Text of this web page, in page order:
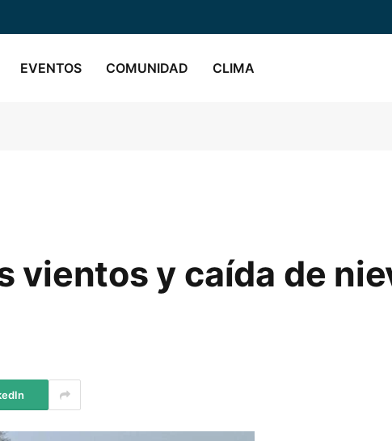
EVENTOS COMUNIDAD CLIMA
vientos y caída de